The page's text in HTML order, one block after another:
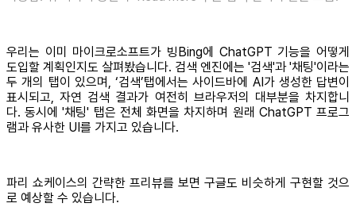
우리는 이미 마이크로소프트가 빙Bing에 ChatGPT 기능을 어떻게
도입할 계획인지도 살펴봤습니다. 검색 엔진에는 '검색'과 '채팅'이라는
두 개의 탭이 있으며, ‘검색’탭에서는 사이드바에 AI가 생성한 답변이
표시되고, 자연 검색 결과가 여전히 브라우저의 대부분을 차지합니
다. 동시에 '채팅' 탭은 전체 화면을 차지하며 원래 ChatGPT 프로그
램과 유사한 UI를 가지고 있습니다.
파리 쇼케이스의 간략한 프리뷰를 보면 구글도 비슷하게 구현할 것으
로 예상할 수 있습니다.